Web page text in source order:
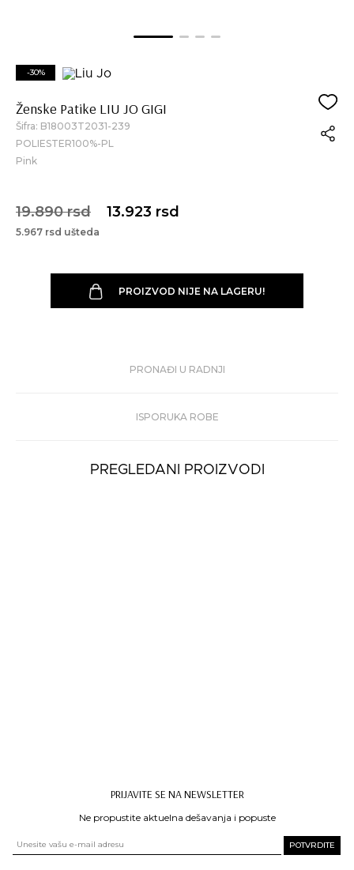
-30%
Ženske Patike LIU JO GIGI
Šifra: B18003T2031-239
POLIESTER100%-PL
Pink
19.890 rsd 13.923 rsd
5.967 rsd ušteda
PROIZVOD NIJE NA LAGERU!
PRONAĐI U RADNJI
ISPORUKA ROBE
PREGLEDANI PROIZVODI
PRIJAVITE SE NA NEWSLETTER
Ne propustite aktuelna dešavanja i popuste